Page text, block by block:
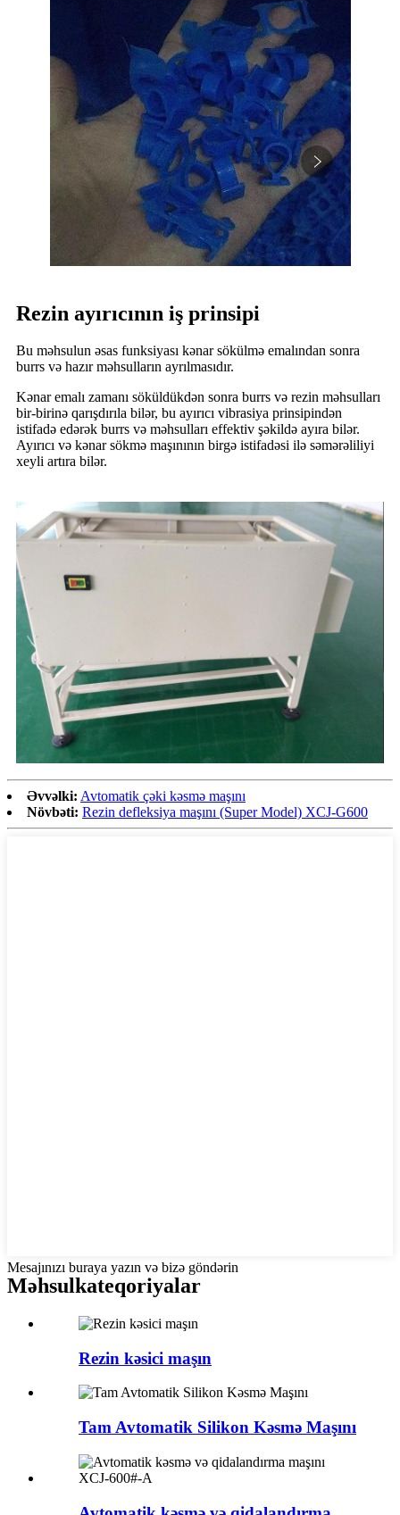
Rezin ayırıcının iş prinsipi
Bu məhsulun əsas funksiyası kənar sökülmə emalından sonra
burrs və hazır məhsulların ayrılmasıdır.
Kənar emalı zamanı söküldükdən sonra burrs və rezin məhsulları
bir-birinə qarışdırıla bilər, bu ayırıcı vibrasiya prinsipindən
istifadə edərək burrs və məhsulları effektiv şəkildə ayıra bilər.
Ayırıcı və kənar sökmə maşınının birgə istifadəsi ilə səmərəliliyi
xeyli artıra bilər.
Əvvəlki: Avtomatik çəki kəsmə maşını
Növbəti: Rezin defleksiya maşını (Super Model) XCJ-G600
Mesajınızı buraya yazın və bizə göndərin
Məhsulkateqoriyalar
Rezin kəsici maşın
Tam Avtomatik Silikon Kəsmə Maşını